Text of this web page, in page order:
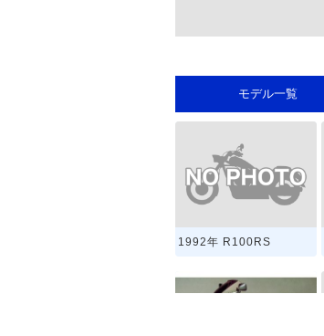
モデル一覧
1992年 R100RS